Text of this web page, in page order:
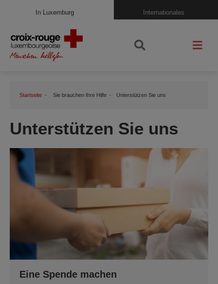
In Luxemburg Internationales
Startseite Sie brauchen Ihre Hilfe Unterstützen Sie uns
Unterstützen Sie uns
Eine Spende machen